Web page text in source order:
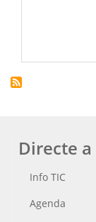
Directe a
Info TIC
Agenda